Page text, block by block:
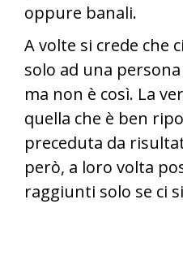
oppure banali.
A volte si crede che
solo ad una
ma non è così. La
quella che è ben
preceduta da
però, a loro volta
raggiunti solo se ci